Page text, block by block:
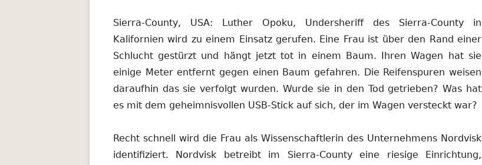
Sierra-County, USA: Luther Opoku, Undersheriff des Sierra-County in
Kalifornien wird zu einem Einsatz gerufen. Eine Frau ist über den Rand einer
Schlucht gestürzt und hängt jetzt tot in einem Baum. Ihren Wagen hat sie
einige Meter entfernt gegen einen Baum gefahren. Die Reifenspuren weisen
daraufhin das sie verfolgt wurden. Wurde sie in den Tod getrieben? Was hat
es mit dem geheimnisvollen USB-Stick auf sich, der im Wagen versteckt war?
Recht schnell wird die Frau als Wissenschaftlerin des Unternehmens Nordvisk
identifiziert. Nordvisk betreibt im Sierra-County eine riesige Einrichtung,